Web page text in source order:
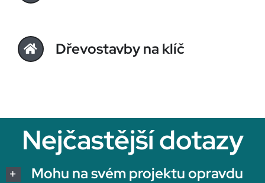
Dřevostavby na klíč
Nejčastější dotazy
Mohu na svém projektu opravdu